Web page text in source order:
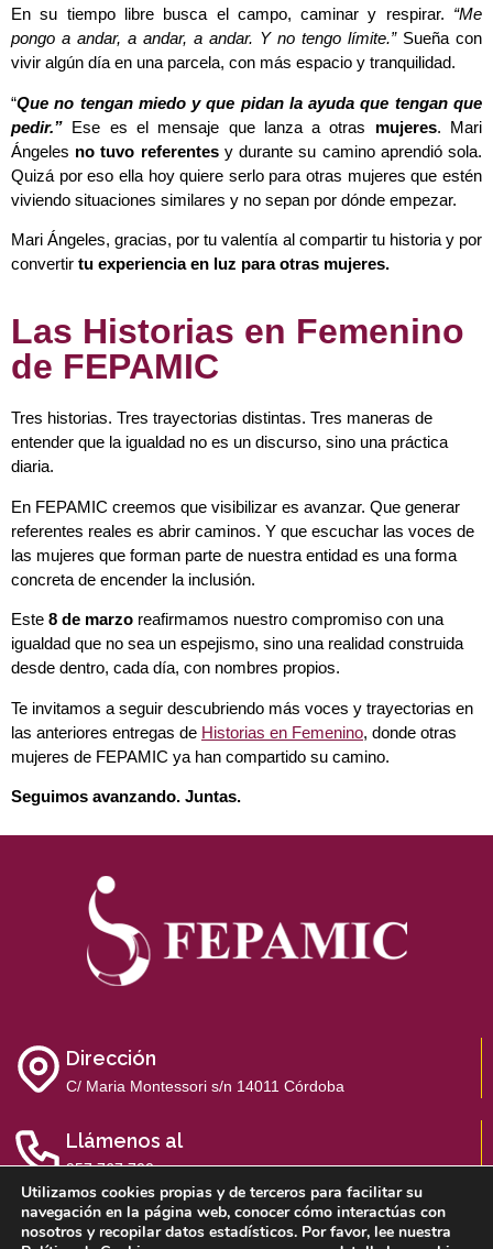
En su tiempo libre busca el campo, caminar y respirar. “Me
pongo a andar, a andar, a andar. Y no tengo límite.” Sueña con
vivir algún día en una parcela, con más espacio y tranquilidad.
“Que no tengan miedo y que pidan la ayuda que tengan que
pedir.” Ese es el mensaje que lanza a otras mujeres. Mari
Ángeles no tuvo referentesy durante su camino aprendió sola.
Quizá por eso ella hoy quiere serlo para otras mujeres que estén
viviendo situaciones similares y no sepan por dónde empezar.
Mari Ángeles, gracias, por tu valentía al compartir tu historia y por
convertir tu experiencia en luz para otras mujeres.
Las Historias en Femenino
de FEPAMIC
Tres historias. Tres trayectorias distintas. Tres maneras de
entender que la igualdad no es un discurso, sino una práctica
diaria.
En FEPAMIC creemos que visibilizar es avanzar. Que generar
referentes reales es abrir caminos. Y que escuchar las voces de
las mujeres que forman parte de nuestra entidad es una forma
concreta de encender la inclusión.
Este 8 de marzo reafirmamos nuestro compromiso con una
igualdad que no sea un espejismo, sino una realidad construida
desde dentro, cada día, con nombres propios.
Te invitamos a seguir descubriendo más voces y trayectorias en
las anteriores entregas de Historias en Femenino, donde otras
mujeres de FEPAMIC ya han compartido su camino.
Seguimos avanzando. Juntas.
Dirección
C/ Maria Montessori s/n 14011 Córdoba
Llámenos al
957 767 700
Utilizamos cookies propias y de terceros para facilitar su
navegación en la página web, conocer cómo interactúas con
nosotros y recopilar datos estadísticos. Por favor, lee nuestra